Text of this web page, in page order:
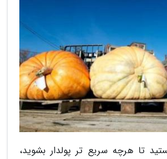
تا هرچه سریع تر پولدار بشوید،